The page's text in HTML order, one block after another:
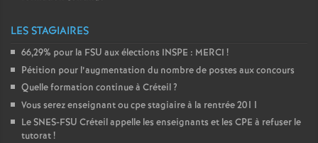
T
o
u
LES STAGIAIRES
66,29% pour la FSU aux élections INSPE : MERCI !
Pétition pour l’augmentation du nombre de postes aux concours
Quelle formation continue à Créteil?
Vous serez enseignant ou cpe stagiaire à la rentrée 2011
LeSNES-FSU Créteil appelle les enseignants et les CPE à refuser le
tutorat!